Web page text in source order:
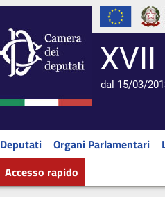
dal 15/03/
Deputati Organi Parlamentari
Accesso rapido